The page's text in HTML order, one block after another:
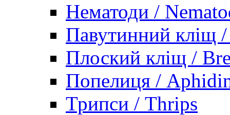
Нематоди /
Павутинний кліщ
Плоский кліщ /
Попелиця /
Трипси / Thrips